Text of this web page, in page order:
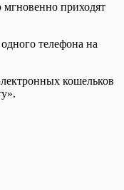
мгновенно приходят
телефона на
кошельков